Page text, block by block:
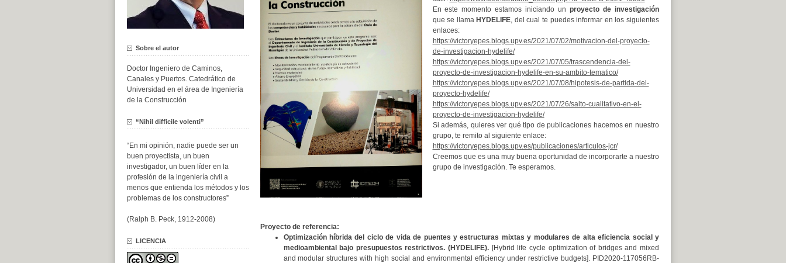
En este momento estamos iniciando unproyecto de investigación
que se llama HYDELIFE, del cual te puedes informar en los siguientes
enlaces:
https://victoryepes.blogs.upv.es/2021/07/02/motivacion-del-proyecto-
de-investigacion-hydelife/
https://victoryepes.blogs.upv.es/2021/07/05/trascendencia-del-
proyecto-de-investigacion-hydelife-en-su-ambito-tematico/
https://victoryepes.blogs.upv.es/2021/07/08/hipotesis-de-partida-del-
proyecto-hydelife/
https://victoryepes.blogs.upv.es/2021/07/26/salto-cualitativo-en-el-
proyecto-de-investigacion-hydelife/
Si además, quieres ver qué tipo de publicaciones hacemos en nuestro
grupo, te remito al siguiente enlace:
https://victoryepes.blogs.upv.es/publicaciones/articulos-jcr/
Creemos que es una muy buena oportunidad de incorporarte a nuestro
grupo de investigación. Te esperamos.
Proyecto de referencia:
Optimización híbrida del ciclo de vida de puentes y estructuras mixtas y modulares de alta eficiencia social y
medioambiental bajo presupuestos restrictivos. (HYDELIFE). [Hybrid life cycle optimization of bridges and mixed
and modular structures with high social and environmental efficiency under restrictive budgets]. PID2020-117056RB-
Sobre el autor
Doctor Ingeniero de Caminos,
Canales y Puertos. Catedrático de
Universidad en el área de Ingeniería
de la Construcción
“Nihil difficile volenti”
“En mi opinión, nadie puede ser un
buen proyectista, un buen
investigador, un buen líder en la
profesión de la ingeniería civil a
menos que entienda los métodos y los
problemas de los constructores”
(Ralph B. Peck, 1912-2008)
LICENCIA